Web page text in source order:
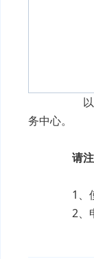
以上
务中心。
请注
1、使
2、申